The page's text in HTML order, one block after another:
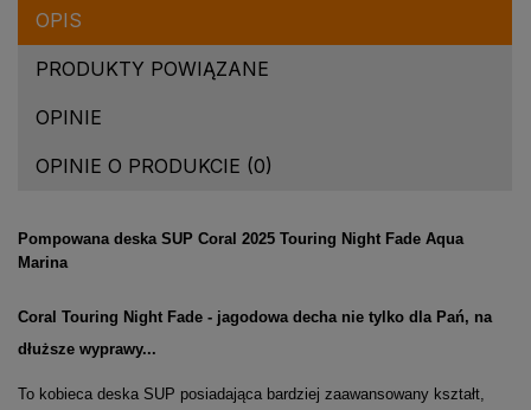
OPIS
PRODUKTY POWIĄZANE
OPINIE
OPINIE O PRODUKCIE (0)
Pompowana deska SUP Coral 2025 Touring Night Fade Aqua
Marina
Coral Touring Night Fade - jagodowa decha nie tylko dla Pań, na
dłuższe wyprawy...
To kobieca deska SUP posiadająca bardziej zaawansowany kształt,